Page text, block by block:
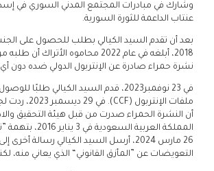
وشارك في مبادرات المجتمع المدني السوري في
عنتاب الداعمة للثورة السورية.
بعد أن تقدم السيد الكيالي بطلب للحصول على
2018، أبلغه في عام 2022 محاموه
نشرة حمراء صادرة عن الإنتربول الدولي ضده دون
في 23 نوفمبر2023، قدم السيد الكيالي طلبًا
أن النشرة الحمراء صدرت من قبل هيئة التحقيق
المملكة العربية
26 مارس 2024، أرسل السيد الكيالي رسالة
التعويضات عن ”المأزق القانوني“ الذي يعاني منه،